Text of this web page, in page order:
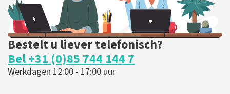
Bestelt u liever telefonisch?
Bel +31 (0)85 744 144 7
Werkdagen 12:00 - 17:00 uur